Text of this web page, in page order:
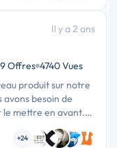
Il y a 2 ans
Offres 4740 Vues
produit sur notre
besoin de
mettre en avant.
sur la
+24